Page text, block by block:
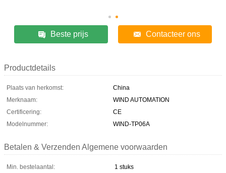
Beste prijs Contacteer ons
Productdetails
Plaats van herkomst:
China
Merknaam:
WIND AUTOMATION
Certificering:
CE
Modelnummer:
WIND-TP06A
Betalen & Verzenden Algemene voorwaarden
Min. bestelaantal:
1 stuks